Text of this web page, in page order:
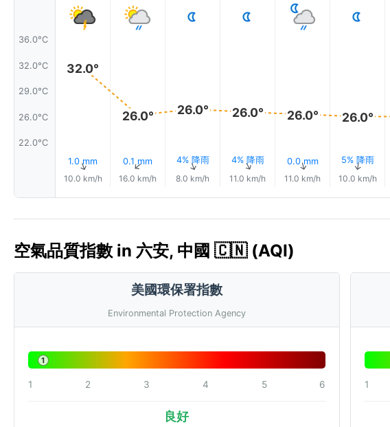
36.0°C
32.0°C
29.0°C
26.0°C
22.0°C
32.0°
1.0 mm
↑
10.0 km/h
26.0°
0.1 mm
↑
16.0 km/h
26.0°
4% 降雨
↑
8.0 km/h
26.0°
4% 降雨
↑
11.0 km/h
26.0°
0.0 mm
↑
11.0 km/h
26.0°
5% 降雨
↑
10.0 km/h
空氣品質指數 in 六安, 中國 🇨🇳 (AQI)
美國環保署指數
Environmental Protection Agency
1
1 2 3 4 5 6
良好
1